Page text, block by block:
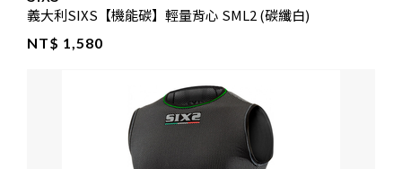
義大利SIXS【機能碳】輕量背心 SML2 (碳纖白)
NT$ 1,580